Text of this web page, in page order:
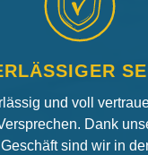
und voll
Dank
sind wir in